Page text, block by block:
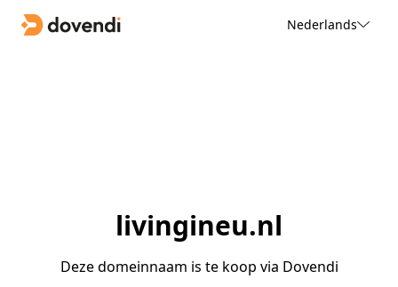
Nederlands
livingineu.nl
Deze domeinnaam is te koop via Dovendi